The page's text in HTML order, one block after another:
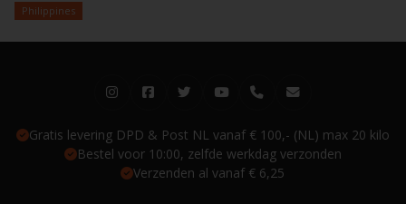
Philippines
Gratis levering DPD & Post NL vanaf € 100,- (NL) max 20 kilo
Bestel voor 10:00, zelfde werkdag verzonden
Verzenden al vanaf € 6,25